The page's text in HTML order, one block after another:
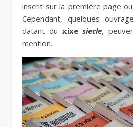
inscrit sur la première page
Cependant, quelques
datant du xixesiecle,
mention.